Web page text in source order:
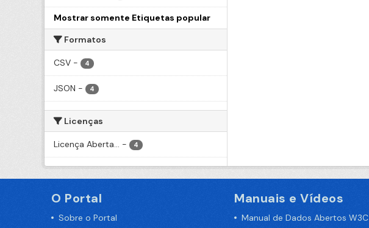
Mostrar somente Etiquetas popular
Formatos
CSV - 4
JSON - 4
Licenças
Licença Aberta... - 4
O Portal
Sobre o Portal
Manuais e Vídeos
Manual de Dados Abertos W3C